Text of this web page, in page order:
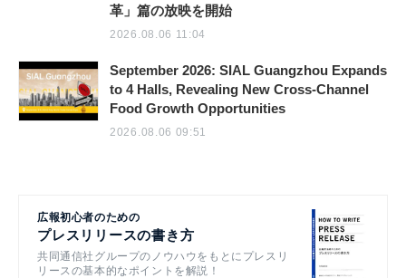
革」篇の放映を開始
2026.08.06 11:04
September 2026: SIAL Guangzhou Expands
to 4 Halls, Revealing New Cross-Channel
Food Growth Opportunities
2026.08.06 09:51
広報初心者のための
プレスリリースの書き方
共同通信社グループのノウハウをもとにプレスリ
リースの基本的なポイントを解説！